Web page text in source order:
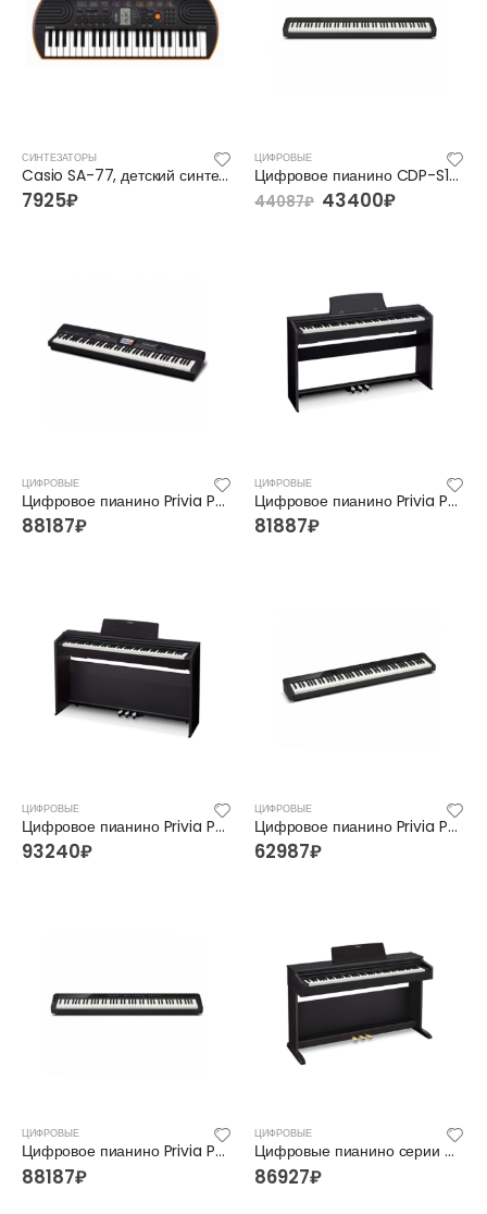
СИНТЕЗАТОРЫ
Casio SA-77, детский синтезатор
7925₽
ЦИФРОВЫЕ
Цифровое пианино CDP-S100
44087₽ 43400₽
ЦИФРОВЫЕ
Цифровое пианино Privia PX-360MBK
88187₽
ЦИФРОВЫЕ
Цифровое пианино Privia PX-770
81887₽
ЦИФРОВЫЕ
Цифровое пианино Privia PX-870
93240₽
ЦИФРОВЫЕ
Цифровое пианино Privia PX-S1000
62987₽
ЦИФРОВЫЕ
Цифровое пианино Privia PX-S3000
88187₽
ЦИФРОВЫЕ
Цифровые пианино серии Celviano AP-270
86927₽
FFG-2039C-BK Акустическая гитара, черная, Foix
5400 ₽ 4500 ₽ 5400 ₽ 4500₽
6300₽ 5400